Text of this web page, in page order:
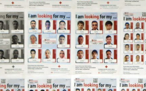
Gutscheine
& Filmpässe
Account
Suche